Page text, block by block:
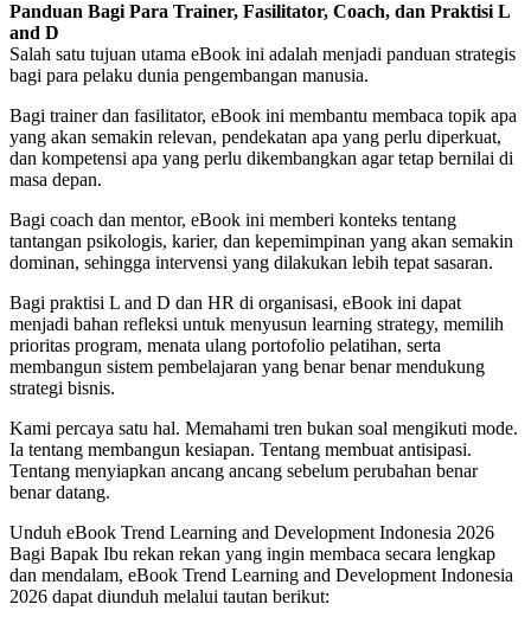
Panduan Bagi Para Trainer, Fasilitator, Coach, dan Praktisi L
and D
Salah satu tujuan utama eBook ini adalah menjadi panduan strategis
bagi para pelaku dunia pengembangan manusia.
Bagi trainer dan fasilitator, eBook ini membantu membaca topik apa
yang akan semakin relevan, pendekatan apa yang perlu diperkuat,
dan kompetensi apa yang perlu dikembangkan agar tetap bernilai di
masa depan.
Bagi coach dan mentor, eBook ini memberi konteks tentang
tantangan psikologis, karier, dan kepemimpinan yang akan semakin
dominan, sehingga intervensi yang dilakukan lebih tepat sasaran.
Bagi praktisi L and D dan HR di organisasi, eBook ini dapat
menjadi bahan refleksi untuk menyusun learning strategy, memilih
prioritas program, menata ulang portofolio pelatihan, serta
membangun sistem pembelajaran yang benar benar mendukung
strategi bisnis.
Kami percaya satu hal. Memahami tren bukan soal mengikuti mode.
Ia tentang membangun kesiapan. Tentang membuat antisipasi.
Tentang menyiapkan ancang ancang sebelum perubahan benar
benar datang.
Unduh eBook Trend Learning and Development Indonesia 2026
Bagi Bapak Ibu rekan rekan yang ingin membaca secara lengkap
dan mendalam, eBook Trend Learning and Development Indonesia
2026 dapat diunduh melalui tautan berikut: